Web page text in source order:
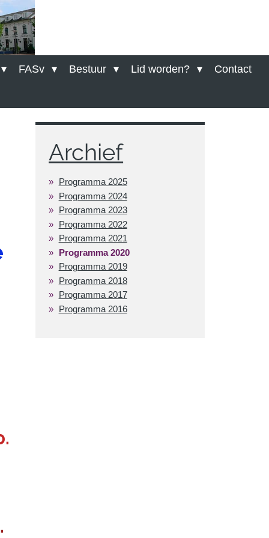
FASv Bestuur Lid worden? Contact
Archief
Programma 2025
Programma 2024
Programma 2023
Programma 2022
Programma 2021
Programma 2020
Programma 2019
Programma 2018
Programma 2017
Programma 2016